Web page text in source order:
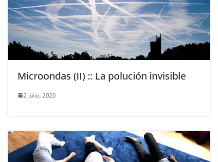
Microondas (II) :: La polución invisible
2 julio, 2020